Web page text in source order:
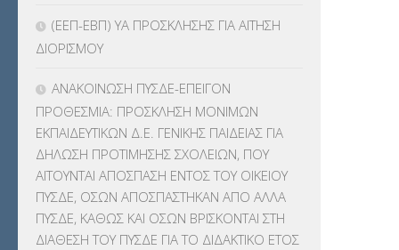
ΚΠπ- ΚΡΑΤΙΚΟ ΠΙΣΤΟΠΟΙΗΤΙΚΟ
ΛΟΙΠΑ(309)
ΜΑΘΗΤΕΙΑ(275)
ΜΕΤΑΘΕΣΕΙΣ-ΤΟΠΟΘΕΤΗΣΕΙΣ
ΒΕΛΤΙΩΣΕΙΣ(319)
(ΕΕΠ-ΕΒΠ) ΥΑ ΠΡΟΣΚΛΗΣΗΣ ΓΙΑ ΑΙΤΗΣΗ
ΔΙΟΡΙΣΜΟΥ
ΑΝΑΚΟΙΝΩΣΗ ΠΥΣΔΕ-ΕΠΕΙΓΟΝ
ΠΡΟΘΕΣΜΙΑ: ΠΡΟΣΚΛΗΣΗ ΜΟΝΙΜΩΝ
ΕΚΠΑΙΔΕΥΤΙΚΩΝ Δ.Ε. ΓΕΝΙΚΗΣ ΠΑΙΔΕΙΑΣ ΓΙΑ
ΔΗΛΩΣΗ ΠΡΟΤΙΜΗΣΗΣ ΣΧΟΛΕΙΩΝ, ΠΟΥ
ΑΙΤΟΥΝΤΑΙ ΑΠΟΣΠΑΣΗ ΕΝΤΟΣ ΤΟΥ ΟΙΚΕΙΟΥ
ΠΥΣΔΕ, ΟΣΩΝ ΑΠΟΣΠΑΣΤΗΚΑΝ ΑΠΟ ΑΛΛΑ
ΠΥΣΔΕ, ΚΑΘΩΣ ΚΑΙ ΟΣΩΝ ΒΡΙΣΚΟΝΤΑΙ ΣΤΗ
ΔΙΑΘΕΣΗ ΤΟΥ ΠΥΣΔΕ ΓΙΑ ΤΟ ΔΙΔΑΚΤΙΚΟ ΕΤΟΣ